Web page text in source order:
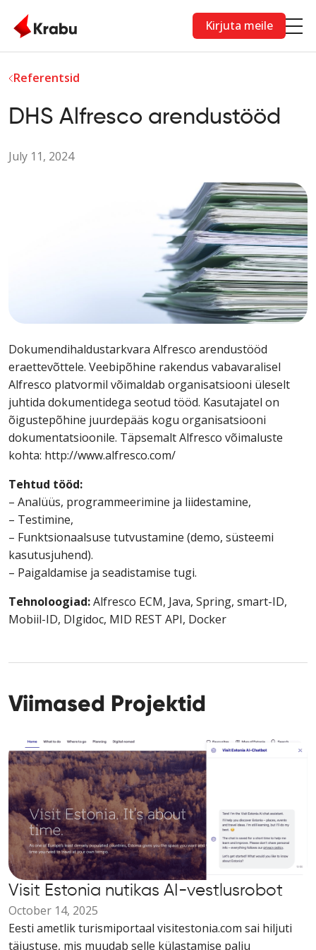
Kirjuta meile
Referentsid
DHS Alfresco arendustööd
July 11, 2024
Dokumendihaldustarkvara Alfresco arendustööd
eraettevõttele. Veebipõhine rakendus vabavaralisel
Alfresco platvormil võimaldab organisatsiooni üleselt
juhtida dokumentidega seotud tööd. Kasutajatel on
õigustepõhine juurdepääs kogu organisatsiooni
dokumentatsioonile. Täpsemalt Alfresco võimaluste
kohta: http://www.alfresco.com/
Tehtud tööd:
– Analüüs, programmeerimine ja liidestamine,
– Testimine,
– Funktsionaalsuse tutvustamine (demo, süsteemi
kasutusjuhend).
– Paigaldamise ja seadistamise tugi.
Tehnoloogiad:Alfresco ECM, Java, Spring, smart-ID,
Mobiil-ID, DIgidoc, MID REST API, Docker
Viimased Projektid
Visit Estonia nutikas AI-vestlusrobot
October 14, 2025
Eesti ametlik turismiportaal visitestonia.com sai hiljuti
täiustuse, mis muudab selle külastamise palju